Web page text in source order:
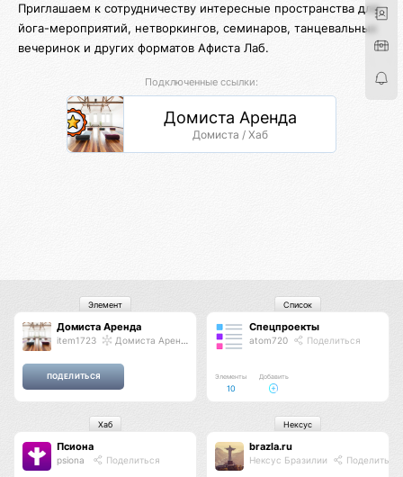
Приглашаем к сотрудничеству интересные пространства для
йога-мероприятий, нетворкингов, семинаров, танцевальных
вечеринок и других форматов Афиста Лаб.
Подключенные ссылки:
Домиста Аренда
Домиста / Хаб
Домиста Аренда
item1723 Домиста Аренда
Элемент
Спецпроекты
atom720 Поделиться
Элементы
10
Добавить
Список
Псиона
psiona Поделиться
Хаб
brazla.ru
Нексус Бразилии Поделиться
Нексус